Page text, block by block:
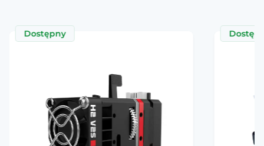
Przepływ powietrza
Wentylator WS7040-24-V200
Dostępny